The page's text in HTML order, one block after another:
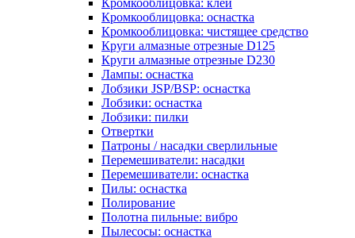
Кромкооблицовка: клеи
Кромкооблицовка: оснастка
Кромкооблицовка: чистящее средство
Круги алмазные отрезные D125
Круги алмазные отрезные D230
Лампы: оснастка
Лобзики JSP/BSP: оснастка
Лобзики: оснастка
Лобзики: пилки
Отвертки
Патроны / насадки сверлильные
Перемешиватели: насадки
Перемешиватели: оснастка
Пилы: оснастка
Полирование
Полотна пильные: вибро
Пылесосы: оснастка